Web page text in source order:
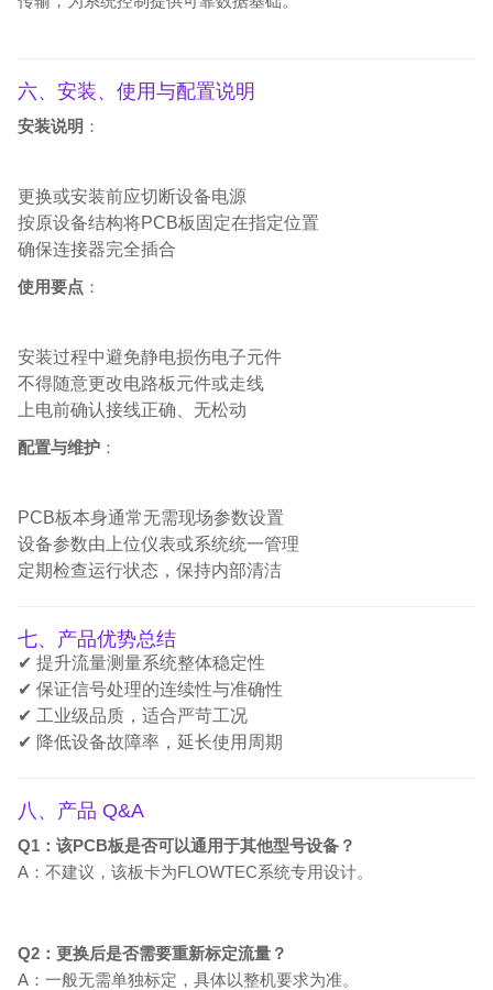
六、安装、使用与配置说明
安装说明 ：
更换或安装前应切断设备电源
按原设备结构将PCB板固定在指定位置
确保连接器完全插合
使用要点 ：
安装过程中避免静电损伤电子元件
不得随意更改电路板元件或走线
上电前确认接线正确、无松动
配置与维护 ：
PCB板本身通常无需现场参数设置
设备参数由上位仪表或系统统一管理
定期检查运行状态，保持内部清洁
七、产品优势总结
✔ 提升流量测量系统整体稳定性
✔ 保证信号处理的连续性与准确性
✔ 工业级品质，适合严苛工况
✔ 降低设备故障率，延长使用周期
八、产品 Q&A
Q1：该PCB板是否可以通用于其他型号设备？
A：不建议，该板卡为FLOWTEC系统专用设计。
Q2：更换后是否需要重新标定流量？
A：一般无需单独标定，具体以整机要求为准。